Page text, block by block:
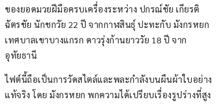
ของยอดมวยฝีมือครบเครื่องระหว่าง ปกรณ์ชัย เกียรติ
ฉัตรชัย นักชกวัย 22 ปี จากกาฬสินธุ์ ปะทะกับ มังกรหยก
เทศบาลเขาบางแกรก ดาวรุ่งก้านยาววัย 18 ปี จาก
อุทัยธานี
ไฟต์นี้ถือเป็นการวัดสไตล์และพละกำลังบนผืนผ้าใบอย่าง
แท้จริง โดย มังกรหยก พกความได้เปรียบเรื่องรูปร่างที่สูง